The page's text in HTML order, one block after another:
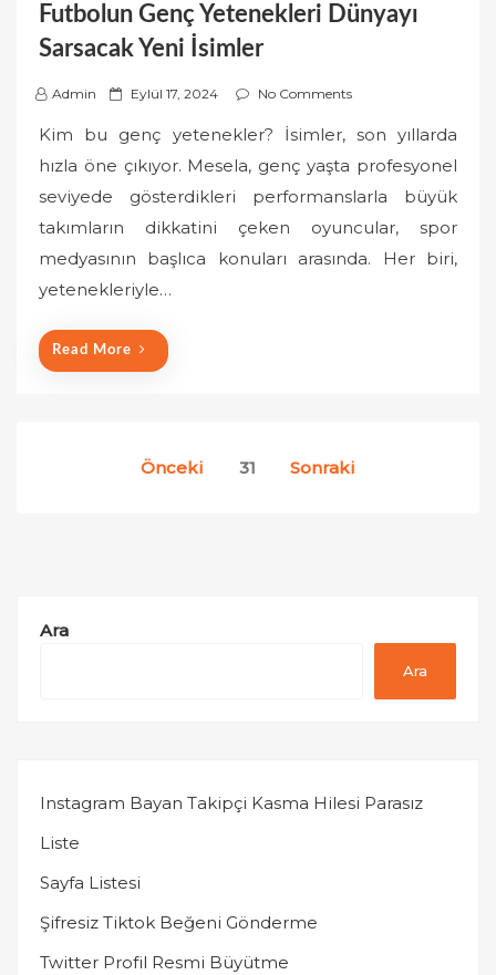
Futbolun Genç Yetenekleri Dünyayı
Sarsacak Yeni İsimler
Admin
P
s
t
d
Eylül 17, 2024 No Comments
Kim bu genç yetenekler? İsimler, son yıllarda
hızla öne çıkıyor. Mesela, genç yaşta profesyonel
seviyede gösterdikleri performanslarla büyük
takımların dikkatini çeken oyuncular, spor
medyasının başlıca konuları arasında. Her biri,
yetenekleriyle…
Read More
Önceki 31 Sonraki
Ara
Ara
Instagram Bayan Takipçi Kasma Hilesi Parasız
Liste
Sayfa Listesi
Şifresiz Tiktok Beğeni Gönderme
Twitter Profil Resmi Büyütme